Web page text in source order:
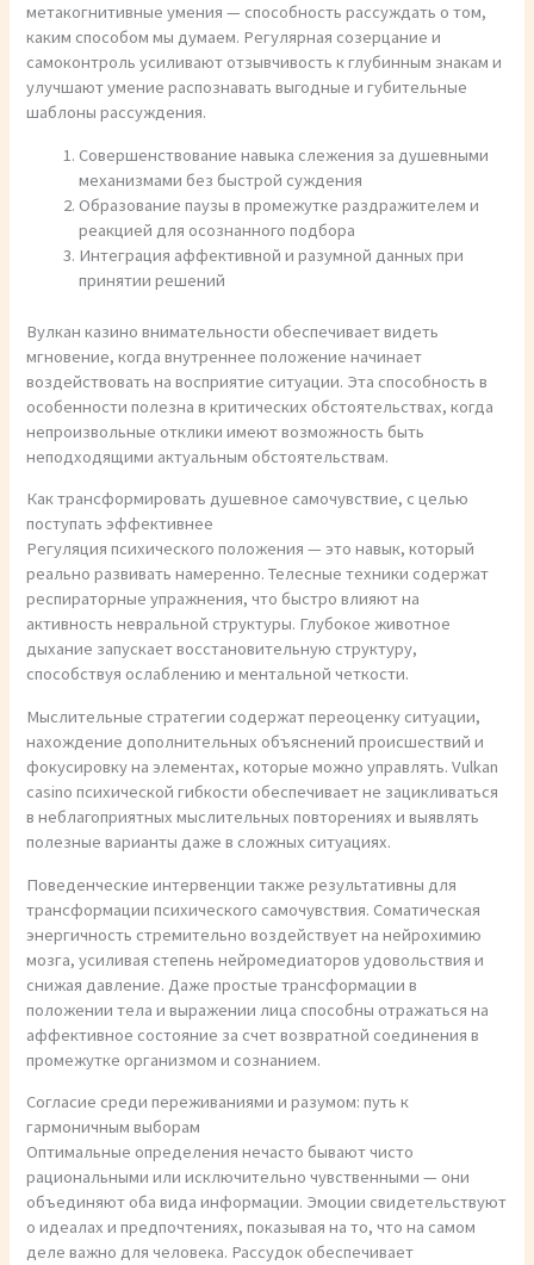
метакогнитивные умения — способность рассуждать о том,
каким способом мы думаем. Регулярная созерцание и
самоконтроль усиливают отзывчивость к глубинным знакам и
улучшают умение распознавать выгодные и губительные
шаблоны рассуждения.
Совершенствование навыка слежения за душевными
механизмами без быстрой суждения
Образование паузы в промежутке раздражителем и
реакцией для осознанного подбора
Интеграция аффективной и разумной данных при
принятии решений
Вулкан казино внимательности обеспечивает видеть
мгновение, когда внутреннее положение начинает
воздействовать на восприятие ситуации. Эта способность в
особенности полезна в критических обстоятельствах, когда
непроизвольные отклики имеют возможность быть
неподходящими актуальным обстоятельствам.
Как трансформировать душевное самочувствие, с целью
поступать эффективнее
Регуляция психического положения — это навык, который
реально развивать намеренно. Телесные техники содержат
респираторные упражнения, что быстро влияют на
активность невральной структуры. Глубокое животное
дыхание запускает восстановительную структуру,
способствуя ослаблению и ментальной четкости.
Мыслительные стратегии содержат переоценку ситуации,
нахождение дополнительных объяснений происшествий и
фокусировку на элементах, которые можно управлять. Vulkan
casino психической гибкости обеспечивает не зацикливаться
в неблагоприятных мыслительных повторениях и выявлять
полезные варианты даже в сложных ситуациях.
Поведенческие интервенции также результативны для
трансформации психического самочувствия. Соматическая
энергичность стремительно воздействует на нейрохимию
мозга, усиливая степень нейромедиаторов удовольствия и
снижая давление. Даже простые трансформации в
положении тела и выражении лица способны отражаться на
аффективное состояние за счет возвратной соединения в
промежутке организмом и сознанием.
Согласие среди переживаниями и разумом: путь к
гармоничным выборам
Оптимальные определения нечасто бывают чисто
рациональными или исключительно чувственными — они
объединяют оба вида информации. Эмоции свидетельствуют
о идеалах и предпочтениях, показывая на то, что на самом
деле важно для человека. Рассудок обеспечивает